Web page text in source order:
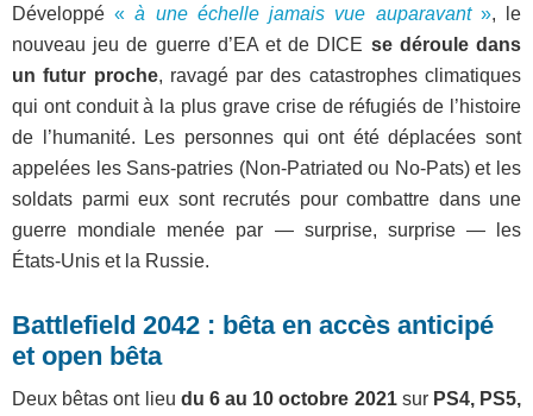
Développé« à une échelle jamais vue auparavant», le
nouveau jeu de guerre d’EA et de DICE se déroule dans
un futur proche, ravagé par des catastrophes climatiques
qui ont conduit à la plus grave crise de réfugiés de l’histoire
de l’humanité. Les personnes qui ont été déplacées sont
appelées les Sans-patries (Non-Patriated ou No-Pats) et les
soldats parmi eux sont recrutés pour combattre dans une
guerre mondiale menée par — surprise, surprise — les
États-Unis et la Russie.
Battlefield 2042 : bêta en accès anticipé
et open bêta
Deux bêtas ont lieu du 6 au 10 octobre 2021sur PS4, PS5,